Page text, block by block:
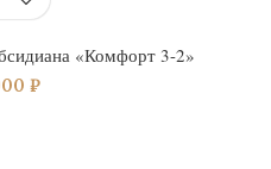
«Комфорт 3-2»
₽